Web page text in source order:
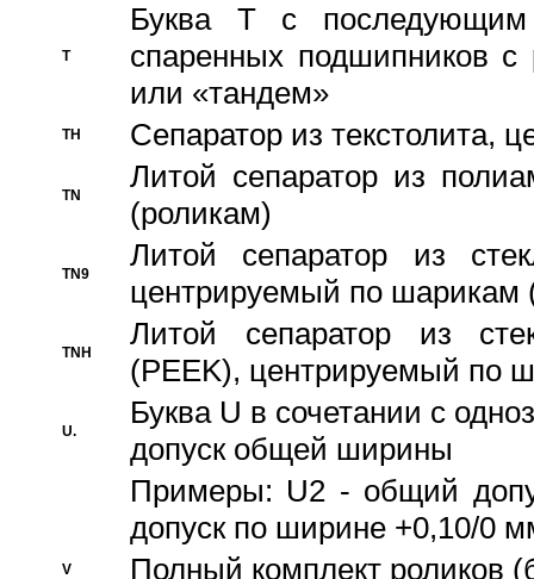
T
Буква T с
спаренных подшипников
или «тандем»
TH Сепаратор из текстолита,
TN
Литой сепаратор из
(роликам)
TN9
Литой сепаратор из
центрируемый по шарикам
TNH
Литой сепаратор из
(PEEK), центрируемый по
U.
Буква U в сочетании с
допуск общей ширины
Примеры: U2 - общий
допуск по ширине +0,10/0
V Полный комплект роликов